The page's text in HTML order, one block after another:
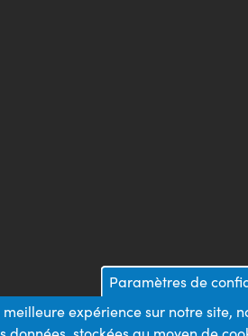
Paramètres de
expérience sur notre site,